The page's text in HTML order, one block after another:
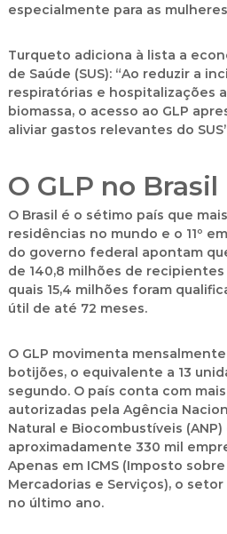
especialmente para as
Turqueto adiciona à lista a
de Saúde (SUS): “Ao reduzir a
respiratórias e hospitalizações
biomassa, o acesso ao GLP
aliviar gastos relevantes do
O GLP no Brasil
O Brasil é o sétimo país que
residências no mundo e o 11º
do governo federal apontam
de 140,8 milhões de
quais 15,4 milhões foram
útil de até 72 meses.
O GLP movimenta
botijões, o equivalente a 13
segundo. O país conta com
autorizadas pela Agência
Natural e Biocombustíveis (ANP)
aproximadamente 330 mil
Apenas em ICMS (Imposto
Mercadorias e Serviços), o
no último ano.